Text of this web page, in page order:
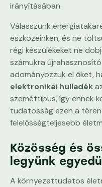
irányításában.
Válasszunk
eszközeinken, és ne
régi készülékeket ne
számukra
adományozzuk el őket,
elektronikai hulladék
szeméttípus, így ennek
tudatosság ezen a
felelősségteljesebb
Közösség és
legyünk egyedül
A környezettudatos